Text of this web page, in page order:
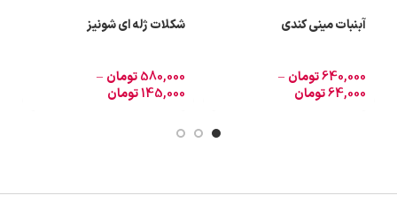
آبنبات مینی کندی
640,000تومان –
64,000تومان
شکلات ژله ای شونیز
580,000تومان –
145,000تومان